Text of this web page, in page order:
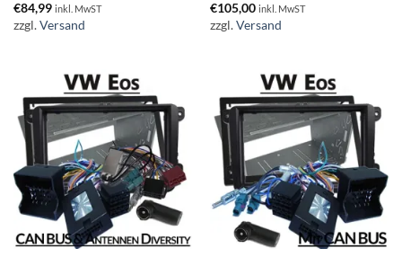
€84,99 inkl. MwST
zzgl.Versand
€105,00 inkl. MwST
zzgl.Versand